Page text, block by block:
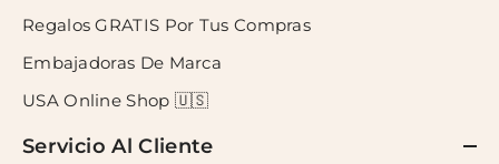
Regalos GRATIS Por Tus Compras
Embajadoras De Marca
USA Online Shop 🇺🇸
Servicio Al Cliente